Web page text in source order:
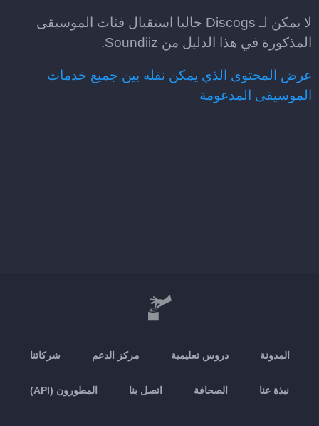
لا يمكن لـ Discogs حاليا استقبال فئات الموسيقى
المذكورة في هذا الدليل من Soundiiz.
عرض المحتوى الذي يمكن نقله بين جميع خدمات
الموسيقى المدعومة
المدونة دروس تعليمية مركز الدعم شركائنا
نبذة عنا الصحافة اتصل بنا المطورون (API)